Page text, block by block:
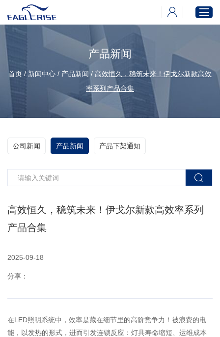
首页
产品中心
新闻中心
产品新闻
首页 / 新闻中心 / 产品新闻 / 高效恒久，稳筑未来！伊戈尔新款高效
率系列产品合集
公司新闻 产品新闻 产品下架通知
高效恒久，稳筑未来！伊戈尔新款高效率系列
产品合集
2025-09-18
分享：
在LED照明系统中，效率是藏在细节里的高阶竞争力！被浪费的电
能，以发热的形式，进而引发连锁反应：灯具寿命缩短、运维成本